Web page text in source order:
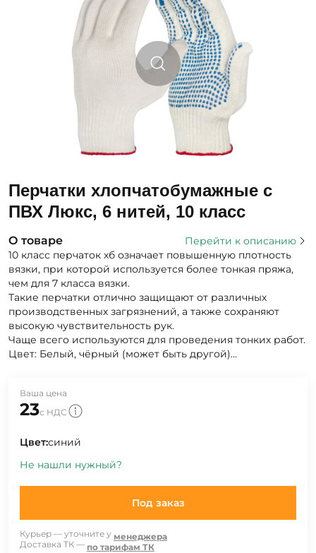
Перчатки хлопчатобумажные с
ПВХ Люкс, 6 нитей, 10 класс
О товаре
Перейти к описанию
10 класс перчаток хб означает повышенную плотность
вязки, при которой используется более тонкая пряжа,
чем для 7 класса вязки.
Такие перчатки отлично защищают от различных
производственных загрязнений, а также сохраняют
высокую чувствительность рук.
Чаще всего используются для проведения тонких работ.
Цвет: Белый, чёрный (может быть другой)...
Ваша цена
23с НДС
Цвет:синий
Не нашли нужный?
Под заказ
Курьер — уточните у менеджера
Доставка ТК — по тарифам ТК